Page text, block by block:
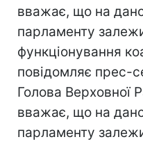
вважає, що на
парламенту
функціонування
повідомляє прес-
Голова Верховної
вважає, що на
парламенту